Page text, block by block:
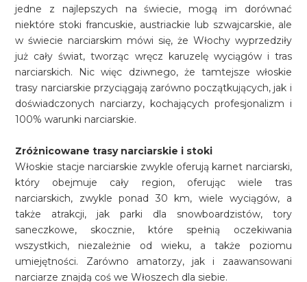
jedne z najlepszych na świecie, mogą im dorównać
niektóre stoki francuskie, austriackie lub szwajcarskie, ale
w świecie narciarskim mówi się, że Włochy wyprzedziły
już cały świat, tworząc wręcz karuzelę wyciągów i tras
narciarskich. Nic więc dziwnego, że tamtejsze włoskie
trasy narciarskie przyciągają zarówno początkujących, jak i
doświadczonych narciarzy, kochających profesjonalizm i
100% warunki narciarskie.
Zróżnicowane trasy narciarskie i stoki
Włoskie stacje narciarskie zwykle oferują karnet narciarski,
który obejmuje cały region, oferując wiele tras
narciarskich, zwykle ponad 30 km, wiele wyciągów, a
także atrakcji, jak parki dla snowboardzistów, tory
saneczkowe, skocznie, które spełnią oczekiwania
wszystkich, niezależnie od wieku, a także poziomu
umiejętności. Zarówno amatorzy, jak i zaawansowani
narciarze znajdą coś we Włoszech dla siebie.